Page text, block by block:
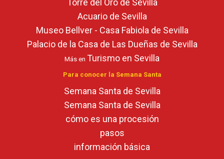
Torre del Oro de Sevilla
Acuario de Sevilla
Museo Bellver - Casa Fabiola de Sevilla
Palacio de la Casa de Las Dueñas de Sevilla
Más en Turismo en Sevilla
Para conocer la Semana Santa
Semana Santa de Sevilla
Semana Santa de Sevilla
cómo es una procesión
pasos
información básica